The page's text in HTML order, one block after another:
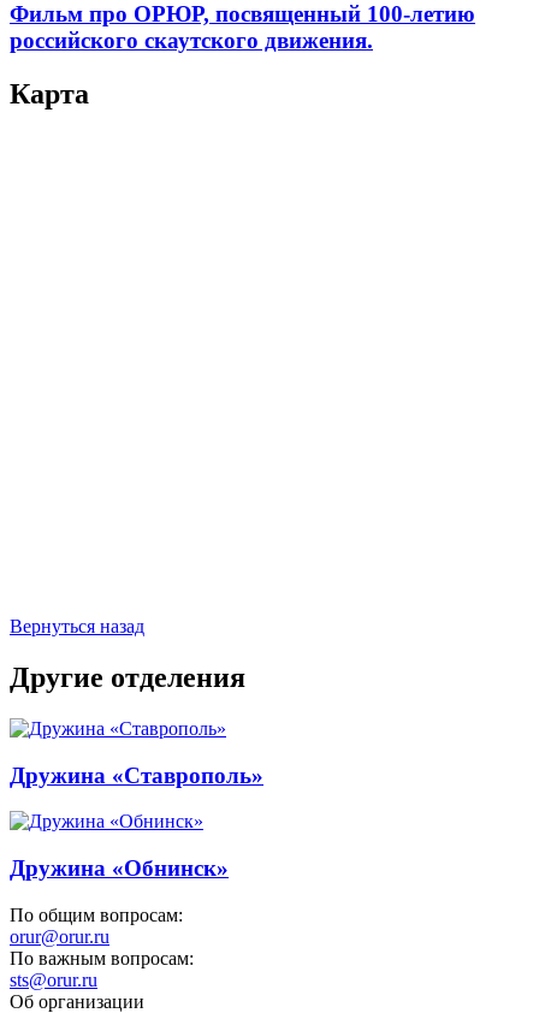
Фильм про ОРЮР, посвященный 100-летию
российского скаутского движения.
Карта
Вернуться назад
Другие отделения
Дружина «Ставрополь»
Дружина «Обнинск»
По общим вопросам:
orur@orur.ru
По важным вопросам:
sts@orur.ru
Об организации